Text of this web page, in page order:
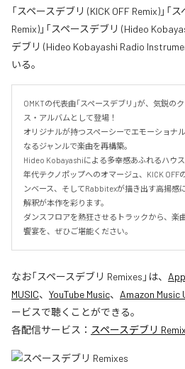
「スペースデブリ (KICK OFF Remix)」「
Remix)」「スペースデブリ (Hideo
デブリ (Hideo Kobayashi Radio
いる。
OMKTの代表曲「スペースデブリ」が、気鋭の
ス・アルバムとして登場！
オリジナルが持つスペーシーでエモーショナ
なるジャンルで楽曲を再構築。
Hideo Kobayashiによる多幸感あふれるハウ
年代テクノポップへのオマージュ、KICK OFF
ンベース、そしてRabbitexが描き出す高揚感
解釈が本作を彩ります。
ダンスフロアを熱狂させるトラックから、楽
饗宴を、ぜひご堪能ください。
なお「スペースデブリ Remixes 」は、
MUSIC、 YouTube Music、 Amazon Music
ービスで聴くことができる。
各配信サービス： スペースデブリ